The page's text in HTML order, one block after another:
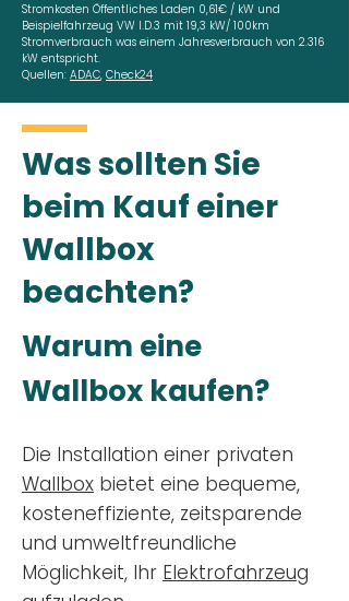
Stromkosten Öffentliches Laden 0,61€ / kW und
Beispielfahrzeug VW I.D.3 mit 19,3 kW/ 100km
Stromverbrauch was einem Jahresverbrauch von 2.316
kW entspricht.
Quellen: ADAC, Check24
Was sollten Sie
beim Kauf einer
Wallbox
beachten?
Warum eine
Wallbox kaufen?
Die Installation einer privaten
Wallbox bietet eine bequeme,
kosteneffiziente, zeitsparende
und umweltfreundliche
Möglichkeit, Ihr Elektrofahrzeug